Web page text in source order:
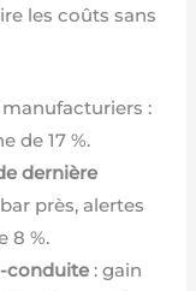
les coûts sans
manufacturiers :
de 17 %.
dernière
près, alertes
8 %.
conduite : gain